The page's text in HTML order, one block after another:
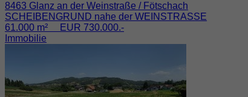
8463 Glanz an der Weinstraße / Fötschach
SCHEIBENGRUND nahe der WEINSTRASSE
61.000 m² EUR 730.000.-
Immobilie